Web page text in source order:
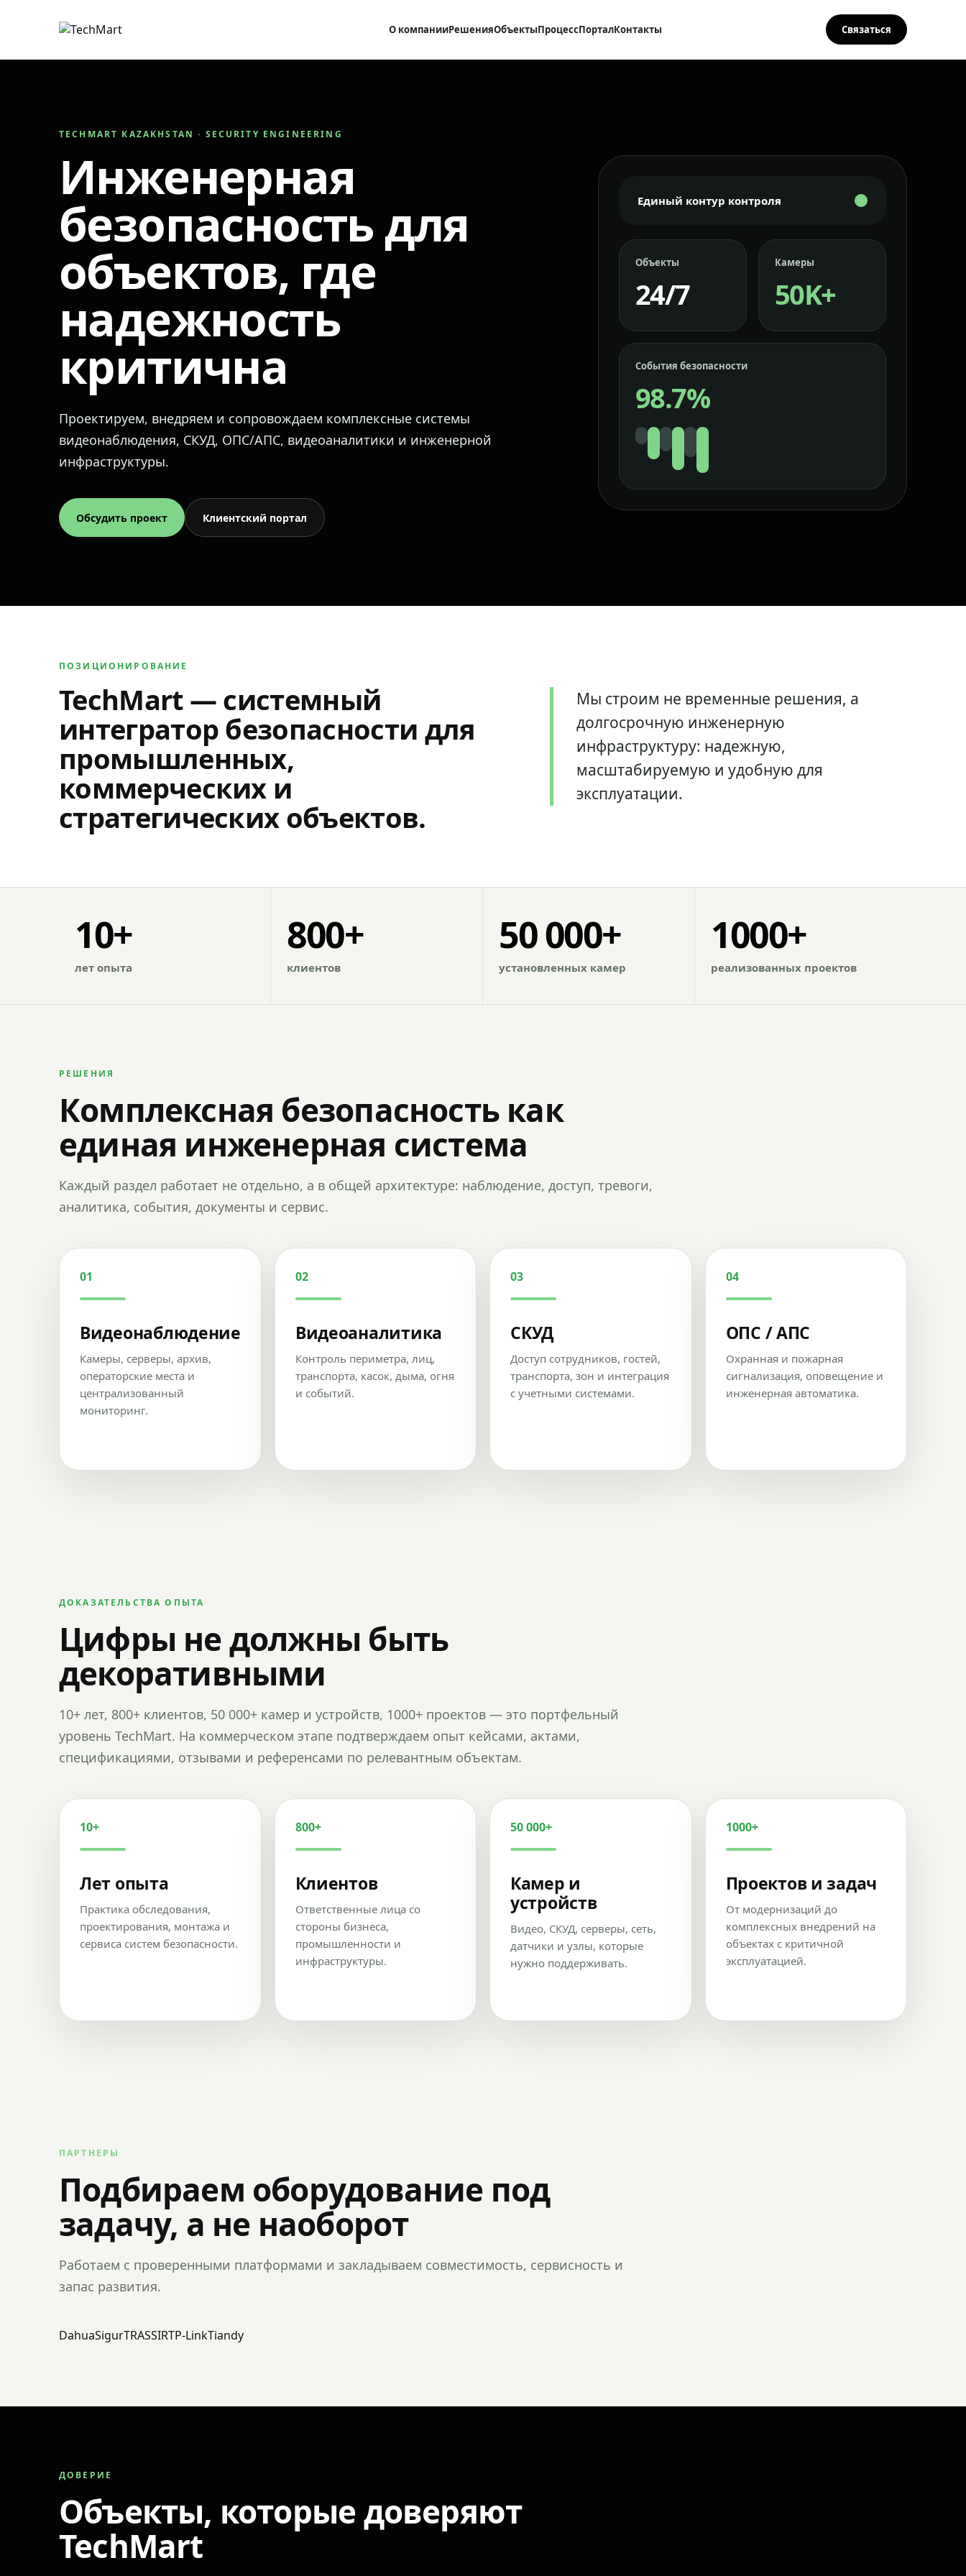
О компанииРешенияОбъектыПроцессПорталКонтакты Связаться
TECHMART KAZAKHSTAN · SECURITY ENGINEERING
Инженерная
безопасность для
объектов, где
надежность
критична
Проектируем, внедряем и сопровождаем комплексные системы
видеонаблюдения, СКУД, ОПС/АПС, видеоаналитики и инженерной
инфраструктуры.
Обсудить проект Клиентский портал
Единый контур контроля
Объекты
24/7
Камеры
50K+
События безопасности
98.7%
ПОЗИЦИОНИРОВАНИЕ
TechMart — системный
интегратор безопасности для
промышленных,
коммерческих и
стратегических объектов.
Мы строим не временные решения, а
долгосрочную инженерную
инфраструктуру: надежную,
масштабируемую и удобную для
эксплуатации.
10+
лет опыта
800+
клиентов
50 000+
установленных камер
1000+
реализованных проектов
РЕШЕНИЯ
Комплексная безопасность как
единая инженерная система
Каждый раздел работает не отдельно, а в общей архитектуре: наблюдение, доступ, тревоги,
аналитика, события, документы и сервис.
01
Видеонаблюдение
Камеры, серверы, архив,
операторские места и
централизованный
мониторинг.
02
Видеоаналитика
Контроль периметра, лиц,
транспорта, касок, дыма, огня
и событий.
03
СКУД
Доступ сотрудников, гостей,
транспорта, зон и интеграция
с учетными системами.
04
ОПС / АПС
Охранная и пожарная
сигнализация, оповещение и
инженерная автоматика.
ДОКАЗАТЕЛЬСТВА ОПЫТА
Цифры не должны быть
декоративными
10+ лет, 800+ клиентов, 50 000+ камер и устройств, 1000+ проектов — это портфельный
уровень TechMart. На коммерческом этапе подтверждаем опыт кейсами, актами,
спецификациями, отзывами и референсами по релевантным объектам.
10+
Лет опыта
Практика обследования,
проектирования, монтажа и
сервиса систем безопасности.
800+
Клиентов
Ответственные лица со
стороны бизнеса,
промышленности и
инфраструктуры.
50 000+
Камер и
устройств
Видео, СКУД, серверы, сеть,
датчики и узлы, которые
нужно поддерживать.
1000+
Проектов и задач
От модернизаций до
комплексных внедрений на
объектах с критичной
эксплуатацией.
ПАРТНЕРЫ
Подбираем оборудование под
задачу, а не наоборот
Работаем с проверенными платформами и закладываем совместимость, сервисность и
запас развития.
DahuaSigurTRASSIRTP-LinkTiandy
ДОВЕРИЕ
Объекты, которые доверяют
TechMart